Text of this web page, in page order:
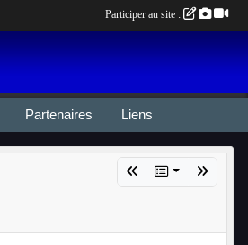
Partenaires Liens
Participer au site :